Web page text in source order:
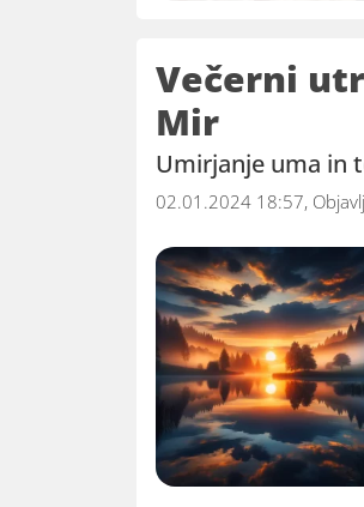
Večerni
Mir
Umirjanje uma in
02.01.2024 18:57,